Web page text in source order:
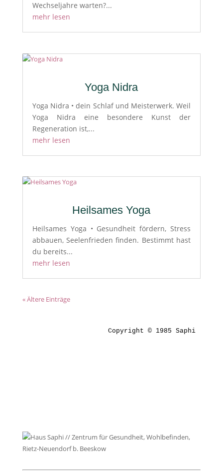
Wechseljahre warten?...
mehr lesen
Yoga Nidra
Yoga Nidra • dein Schlaf und Meisterwerk. Weil
Yoga Nidra eine besondere Kunst der
Regeneration ist,...
mehr lesen
Heilsames Yoga
Heilsames Yoga • Gesundheit fördern, Stress
abbauen, Seelenfrieden finden. Bestimmt hast
du bereits...
mehr lesen
« Ältere Einträge
Copyright © 1985 Saphi